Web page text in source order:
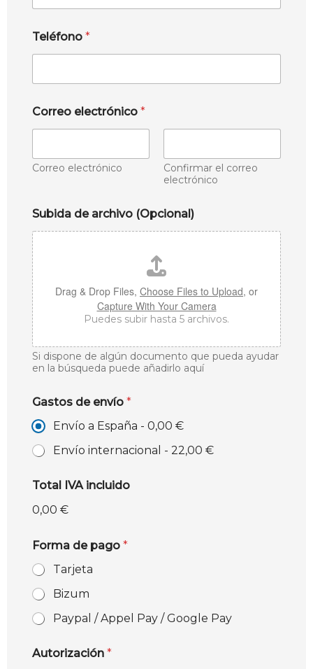
Teléfono *
Correo electrónico *
Correo electrónico
Confirmar el correo
electrónico
Subida de archivo (Opcional)
Drag & Drop Files, Choose Files to Upload, or
Capture With Your Camera
Puedes subir hasta 5 archivos.
Si dispone de algún documento que pueda ayudar
en la búsqueda puede añadirlo aquí
Gastos de envío *
Envío a España - 0,00 €
Envío internacional - 22,00 €
Total IVA incluido
0,00 €
Forma de pago *
Tarjeta
Bizum
Paypal / Appel Pay / Google Pay
Autorización *